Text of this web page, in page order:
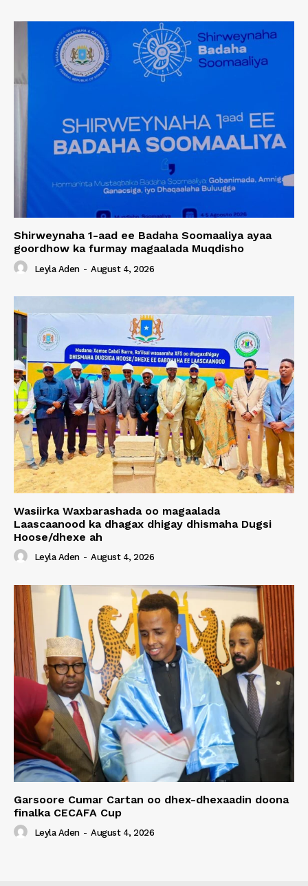
Shirweynaha 1-aad ee Badaha Soomaaliya ayaa
goordhow ka furmay magaalada Muqdisho
Leyla Aden - August 4, 2026
Wasiirka Waxbarashada oo magaalada
Laascaanood ka dhagax dhigay dhismaha Dugsi
Hoose/dhexe ah
Leyla Aden - August 4, 2026
Garsoore Cumar Cartan oo dhex-dhexaadin doona
finalka CECAFA Cup
Leyla Aden - August 4, 2026